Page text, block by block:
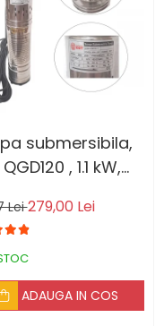
submersibila,
, 1.1 kW,
Lei279,00 Lei
ADAUGA IN COS